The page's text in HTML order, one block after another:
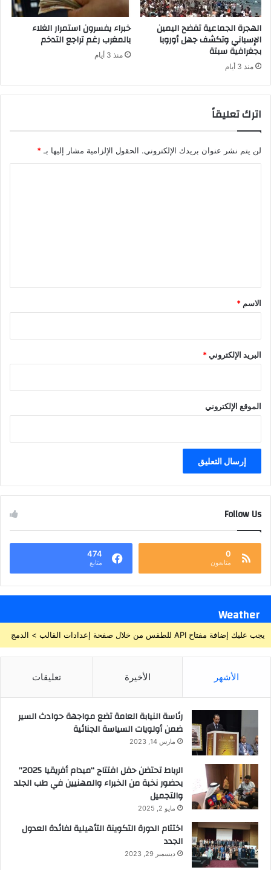
الهجرة الجماعية تفضح اليمين
الإسباني وتكشف جهل أوروبا
بجغرافية سبتة
منذ 3 أيام
خبراء يفسرون استمرار الغلاء
بالمغرب رغم تراجع التدخم
منذ 3 أيام
اترك تعليقاً
لن يتم نشر عنوان بريدك الإلكتروني. الحقول الإلزامية مشار إليها بـ *
*
الاسم *
البريد الإلكتروني*
الموقع الإلكتروني
Follow Us
0
متابعون
474
متابع
Weather
يجب عليك إضافة مفتاح API للطقس من خلال صفحة إعدادات القالب > الدمج
الأشهر الأخيرة تعليقات
رئاسة النيابة العامة تضع مواجهة حوادث السير
ضمن أولويات السياسة الجنائية
مارس 14, 2023
الرباط تحتضن حفل افتتاح “ميدام أفريقيا 2025”
بحضور نخبة من الخبراء والمهنيين في طب الجلد
والتجميل
مايو 2, 2025
اختتام الدورة التكوينة التأهيلية لفائدة العدول
الجدد
ديسمبر 29, 2023